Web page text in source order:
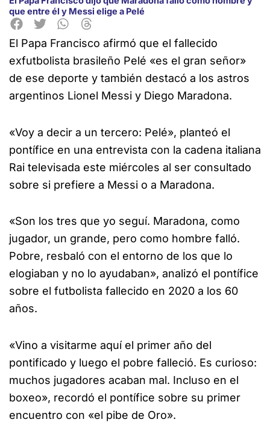
que entre él y Messi elige a Pelé
El Papa Francisco afirmó que el fallecido
exfutbolista brasileño Pelé «es el gran señor»
de ese deporte y también destacó a los astros
argentinos Lionel Messi y Diego Maradona.
«Voy a decir a un tercero: Pelé», planteó el
pontífice en una entrevista con la cadena italiana
Rai televisada este miércoles al ser consultado
sobre si prefiere a Messi o a Maradona.
«Son los tres que yo seguí. Maradona, como
jugador, un grande, pero como hombre falló.
Pobre, resbaló con el entorno de los que lo
elogiaban y no lo ayudaban», analizó el pontífice
sobre el futbolista fallecido en 2020 a los 60
años.
«Vino a visitarme aquí el primer año del
pontificado y luego el pobre falleció. Es curioso:
muchos jugadores acaban mal. Incluso en el
boxeo», recordó el pontífice sobre su primer
encuentro con «el pibe de Oro».